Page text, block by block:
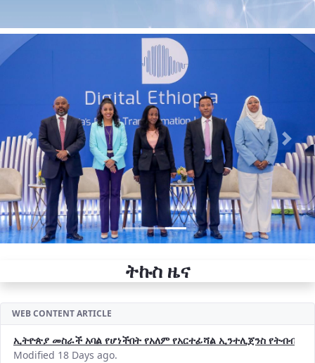
Previous Next
ትኩስ ዜና
WEB CONTENT ARTICLE
ኢትዮጵያ መስራች አባል የሆነችበት የአለም የአርተፊሻል ኢንተሊጀንስ የትብብር
Modified 18 Days ago.